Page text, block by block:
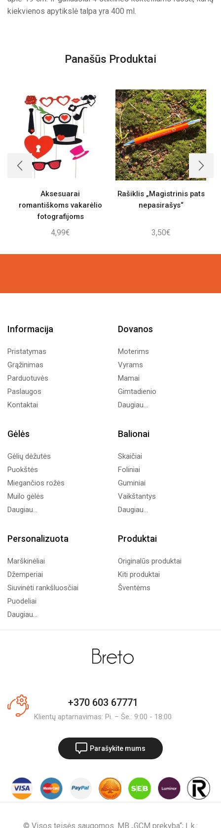
kiekvienos apytikslė talpa yra 400 ml.
Panašūs Produktai
Aksesuarai
romantiškoms vakarėlio
fotografijoms
4,99€
Rašiklis „Magistrinis pats
nepasirašys“
3,50€
Informacija
Pristatymas
Grąžinimas
Parduotuvės
Paslaugos
Kontaktai
Dovanos
Moterims
Vyrams
Mamai
Gimtadienio
Daugiau...
Gėlės
Gėlių dėžutės
Puokštės
Miegančios rožės
Muilo gėlės
Daugiau...
Balionai
Skaičiai
Foliniai
Guminiai
Vaikštantys
Daugiau...
Personalizuota
Marškinėliai
Džemperiai
Siuvinėti rankšluosčiai
Puodeliai
Daugiau...
Produktai
Originalūs produktai
Kiti produktai
Šventėms
+370 603 67771
Klientų aptarnavimas: Pi. – Še.: 9:00 - 18:00
Parašykite mums
© Visos teisės saugomos. MB „GCM prekyba“; Į. k.: